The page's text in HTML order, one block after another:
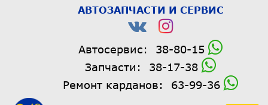
АВТОЗАПЧАСТИ И СЕРВИС
Автосервис:
38-80-15
Запчасти:
38-17-38
Ремонт карданов:
63-99-36